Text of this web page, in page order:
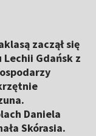
zaczął się
Lechii Gdańsk z
Daniela
Skórasia.